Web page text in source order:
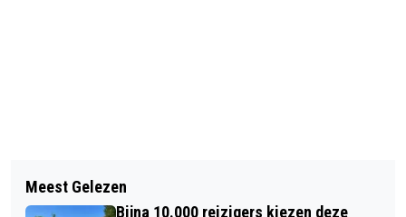
DRIE FINALISTEN PARTICIPATIE-
PRIJS WERKGEVERS ZUID-
GEMEENTEN KENNEMERLAND
Meest Gelezen
Bijna 10.000 reizigers kiezen deze